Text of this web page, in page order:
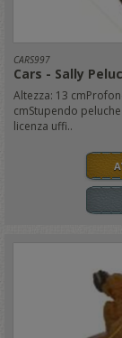
CARS997
Cars - Sally
Altezza: 13
cmStupendo
licenza uffi..